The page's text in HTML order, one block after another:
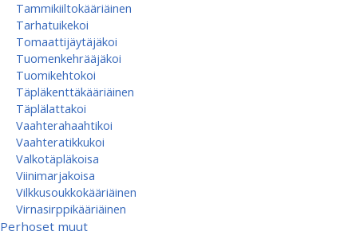
Tammikiiltokääriäinen
Tarhatuikekoi
Tomaattijäytäjäkoi
Tuomenkehrääjäkoi
Tuomikehtokoi
Täpläkenttäkääriäinen
Täplälattakoi
Vaahterahaahtikoi
Vaahteratikkukoi
Valkotäpläkoisa
Viinimarjakoisa
Vilkkusoukkokääriäinen
Virnasirppikääriäinen
Perhoset muut